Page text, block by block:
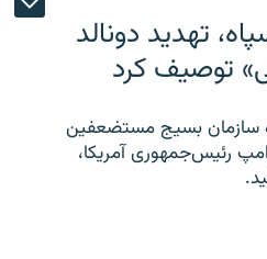
تهدید دونالد
توصیف کرد
سازمان بسیج مستضعفین
رئیس‌جمهوری آمریکا،